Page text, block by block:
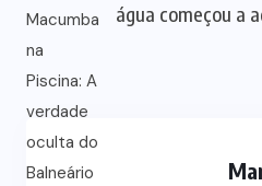
água começou a